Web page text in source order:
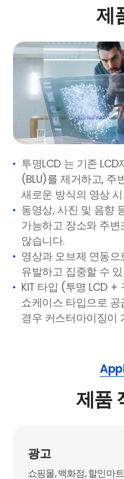
제
투명LCD 는 기존
(BLU)를 제거하고, 주
새로운 방식의 영상
동영상, 사진 및 음향
가능하고 장소와 주
않습니다.
영상과 오브제 연동
유발하고 집중할 수
KIT 타입 (투명 LCD
쇼케이스 타입으로
경우 커스터마이징이
제품
광고
쇼핑몰, 백화점, 할인마